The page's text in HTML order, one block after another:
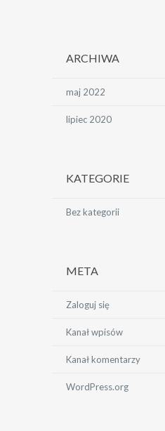
ARCHIWA
maj 2022
lipiec 2020
KATEGORIE
Bez kategorii
META
Zaloguj się
Kanał wpisów
Kanał komentarzy
WordPress.org